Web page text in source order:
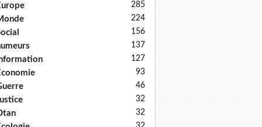
285
224
156
137
127
93
46
32
32